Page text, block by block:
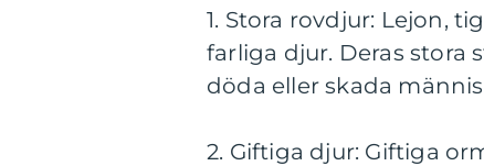
1. Stora rovdjur: Lejon,
farliga djur. Deras stora
döda eller skada
2. Giftiga djur: Giftiga